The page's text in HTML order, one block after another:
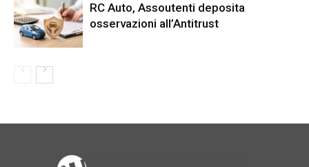
RC Auto, Assoutenti deposita
osservazioni all’Antitrust